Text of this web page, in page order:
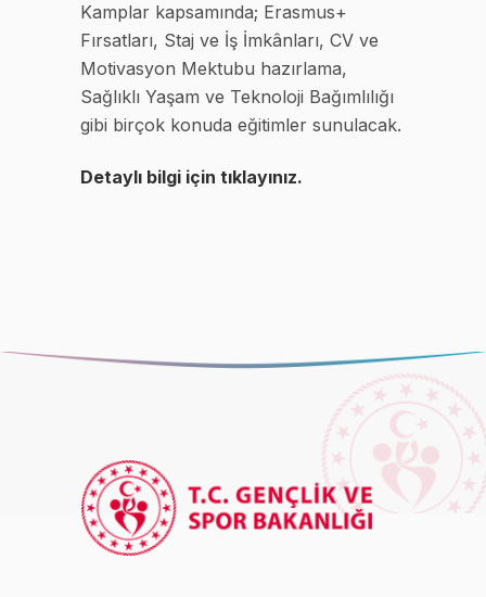
Kamplar kapsamında; Erasmus+
Fırsatları, Staj ve İş İmkânları, CV ve
Motivasyon Mektubu hazırlama,
Sağlıklı Yaşam ve Teknoloji Bağımlılığı
gibi birçok konuda eğitimler sunulacak.
Detaylı bilgi için tıklayınız.